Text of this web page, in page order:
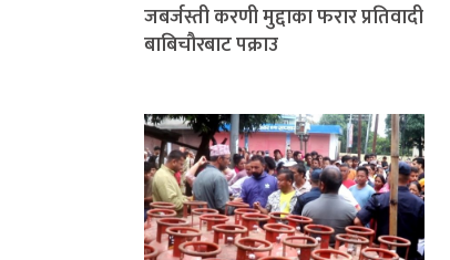
जबर्जस्ती करणी मुद्दाका फरार प्रतिवादी
बाबिचौरबाट पक्राउ